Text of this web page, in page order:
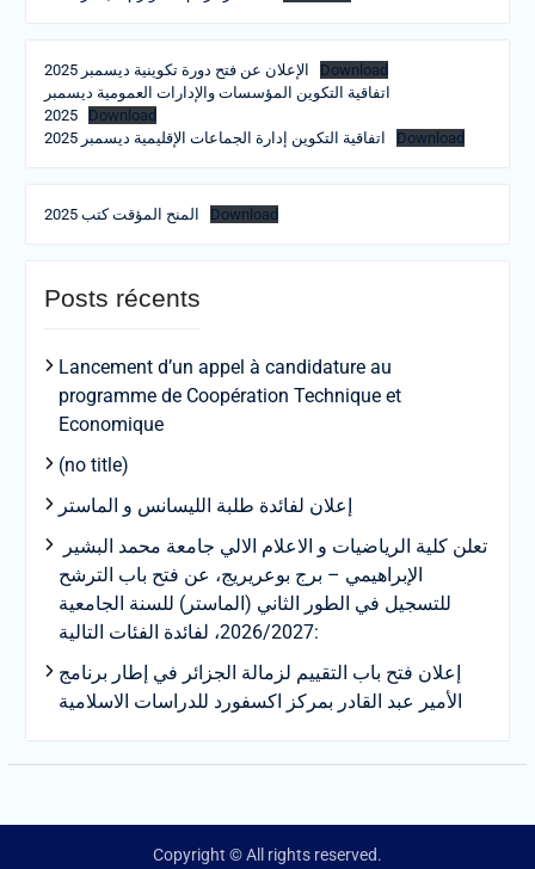
الإعلان عن فتح دورة تكوينية ديسمبر 2025
Download
اتفاقية التكوين المؤسسات والإدارات العمومية ديسمبر
2025
Download
اتفاقية التكوين إدارة الجماعات الإقليمية ديسمبر 2025
Download
المنح المؤقت كتب 2025 Download
Posts récents
Lancement d’un appel à candidature au
programme de Coopération Technique et
Economique
(no title)
إعلان لفائدة طلبة الليسانس و الماستر
الإبراهيمي – برج بوعريريج، عن فتح باب الترشح
للتسجيل في الطور الثاني (الماستر) للسنة الجامعية
2026/2027، لفائدة الفئات التالية:
إعلان فتح باب التقييم لزمالة الجزائر في إطار برنامج
الأمير عبد القادر بمركز اكسفورد للدراسات الاسلامية
Copyright © All rights reserved.